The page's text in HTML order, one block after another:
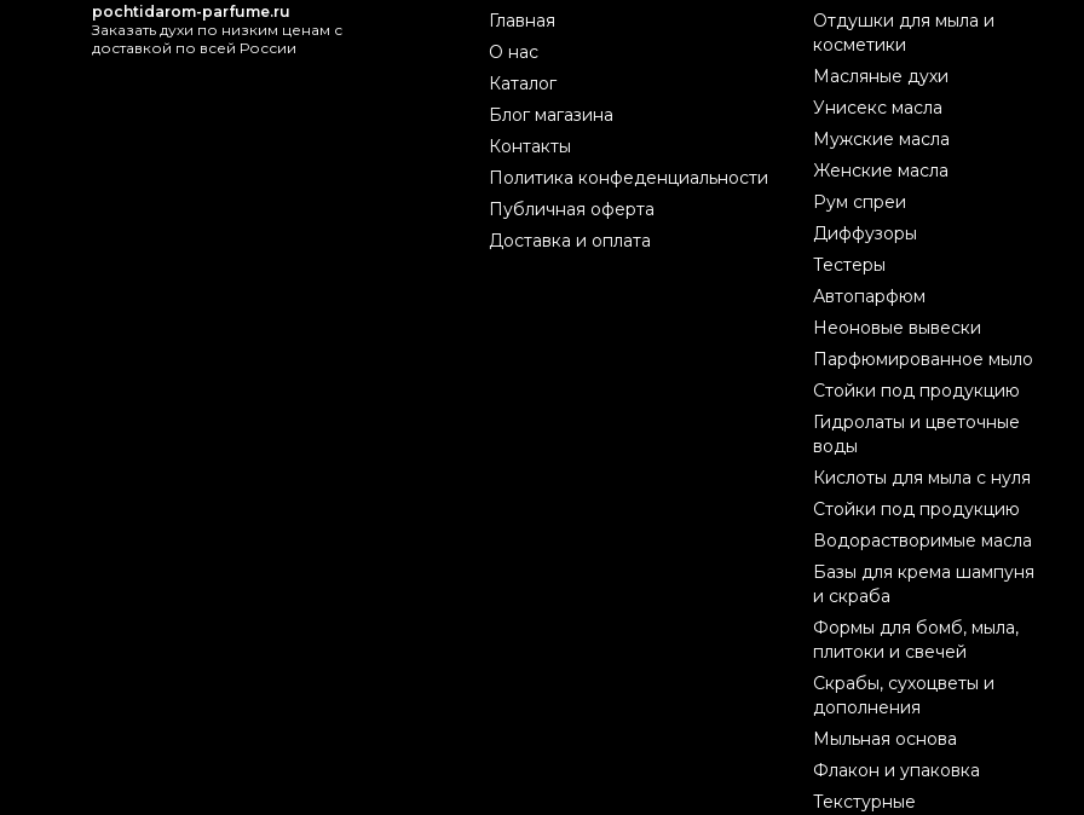
pochtidarom-parfume.ru
Заказать духи по низким ценам с
доставкой по всей России
Главная
О нас
Каталог
Блог магазина
Контакты
Политика конфеденциальности
Публичная оферта
Доставка и оплата
Отдушки для мыла и
косметики
Масляные духи
Унисекс масла
Мужские масла
Женские масла
Рум спреи
Диффузоры
Тестеры
Автопарфюм
Неоновые вывески
Парфюмированное мыло
Стойки под продукцию
Гидролаты и цветочные
воды
Кислоты для мыла с нуля
Стойки под продукцию
Водорастворимые масла
Базы для крема шампуня
и скраба
Формы для бомб, мыла,
плитоки и свечей
Скрабы, сухоцветы и
дополнения
Мыльная основа
Флакон и упаковка
Текстурные